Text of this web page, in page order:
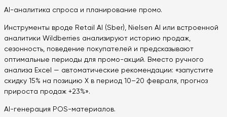
AI-аналитика спроса и планирование промо.
Инструменты вроде Retail AI (Sber), Nielsen AI или встроенной
аналитики Wildberries анализируют историю продаж,
сезонность, поведение покупателей и предсказывают
оптимальные периоды для промо-акций. Вместо ручного
анализа Excel — автоматические рекомендации: «запустите
скидку 15% на позицию X в период 10–20 февраля, прогноз
прироста продаж +23%».
AI-генерация POS-материалов.